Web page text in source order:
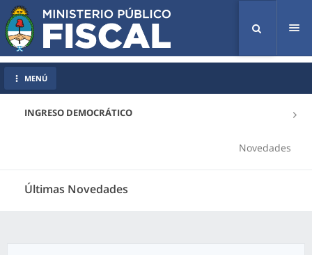
INGRESO DEMOCRÁTICO
Novedades
Últimas Novedades
MENÚ